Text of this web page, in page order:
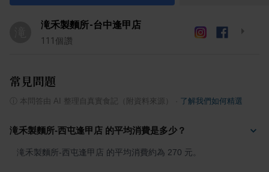
滝禾製麵所-台中逢甲店
111 個讚
常見問題
本問答由 AI 整理自真實食記（附資料來源） 了解我們如何精選
滝禾製麵所-西屯逢甲店 的平均消費是多少？
滝禾製麵所-西屯逢甲店 的平均消費約為 270 元。